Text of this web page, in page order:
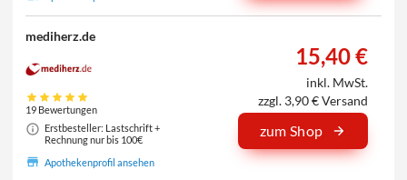
mediherz.de
19 Bewertungen
Erstbesteller: Lastschrift +
Rechnung nur bis 100€
Apothekenprofil ansehen
15,40 €
inkl. MwSt.
zzgl. 3,90 € Versand
zum Shop